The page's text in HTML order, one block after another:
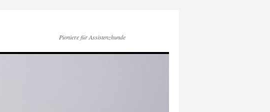
Pioniere für Assistenzhunde